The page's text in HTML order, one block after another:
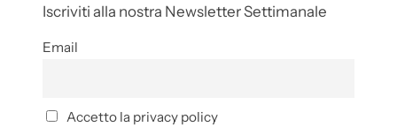
Iscriviti alla nostra Newsletter Settimanale
Email
Accetto la privacy policy